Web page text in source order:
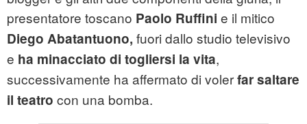
presentatore toscano Paolo Ruffini e il mitico
Diego Abatantuono, fuori dallo studio televisivo
e ha minacciato di togliersi la vita,
successivamente ha affermato di volerfar saltare
il teatro con una bomba.